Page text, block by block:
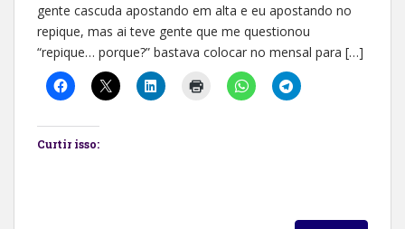
gente cascuda apostando em alta e eu apostando no
repique, mas ai teve gente que me questionou
“repique… porque?” bastava colocar no mensal para […]
Curtir isso: